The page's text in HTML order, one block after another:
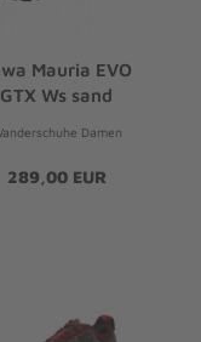
Mauria EVO
GTX Ws sand
Damen
289,00 EUR